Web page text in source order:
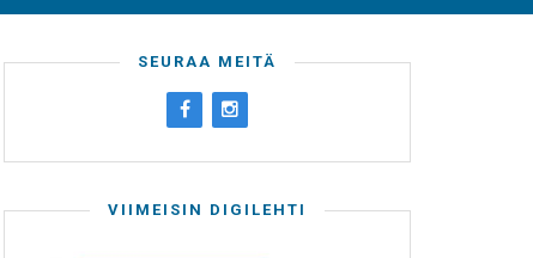
SEURAA MEITÄ
VIIMEISIN DIGILEHTI